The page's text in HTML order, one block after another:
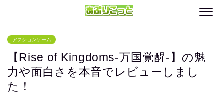
アクションゲーム
【Rise of Kingdoms‐万国覚醒‐】の魅
力や面白さを本音でレビューしまし
た！